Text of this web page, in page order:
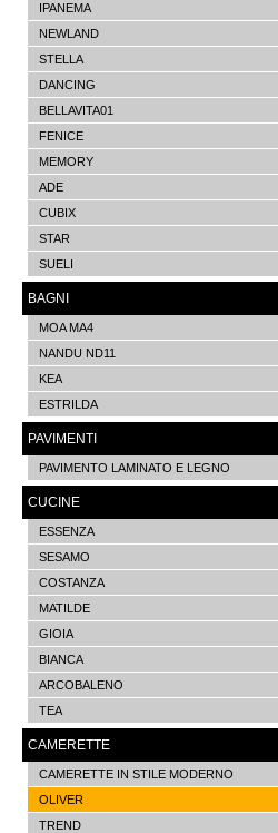
IPANEMA
NEWLAND
STELLA
DANCING
BELLAVITA01
FENICE
MEMORY
ADE
CUBIX
STAR
SUELI
BAGNI
MOA MA4
NANDU ND11
KEA
ESTRILDA
PAVIMENTI
PAVIMENTO LAMINATO E LEGNO
CUCINE
ESSENZA
SESAMO
COSTANZA
MATILDE
GIOIA
BIANCA
ARCOBALENO
TEA
CAMERETTE
CAMERETTE IN STILE MODERNO
OLIVER
TREND